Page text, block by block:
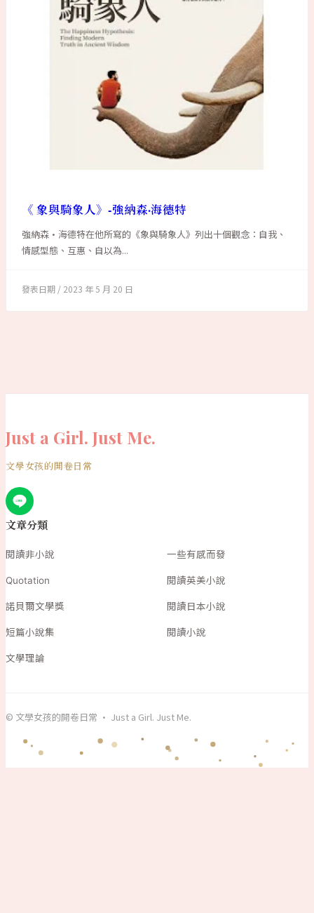
《 象與騎象人》-強納森·海德特
強納森·海德特在他所寫的《象與騎象人》列出十個觀念：自我、
情感型態、互惠、自以為...
2023 年 5 月 20 日
Just a Girl. Just Me.
文學女孩的開卷日常
文章分類
閱讀非小說 一些有感而發
Quotation 閱讀英美小說
諾貝爾文學獎 閱讀日本小說
短篇小說集 閱讀小說
文學理論
© 文學女孩的開卷日常 · Just a Girl. Just Me.